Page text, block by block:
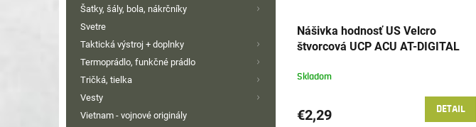
Šatky, šály, bola, nákrčníky
Svetre
Taktická výstroj + doplnky
Termoprádlo, funkčné prádlo
Tričká, tielka
Vesty
Vietnam - vojnové originály
Nášivka hodnosť US Velcro
štvorcová UCP ACU AT-DIGITAL
Skladom
€2,29 DETAIL